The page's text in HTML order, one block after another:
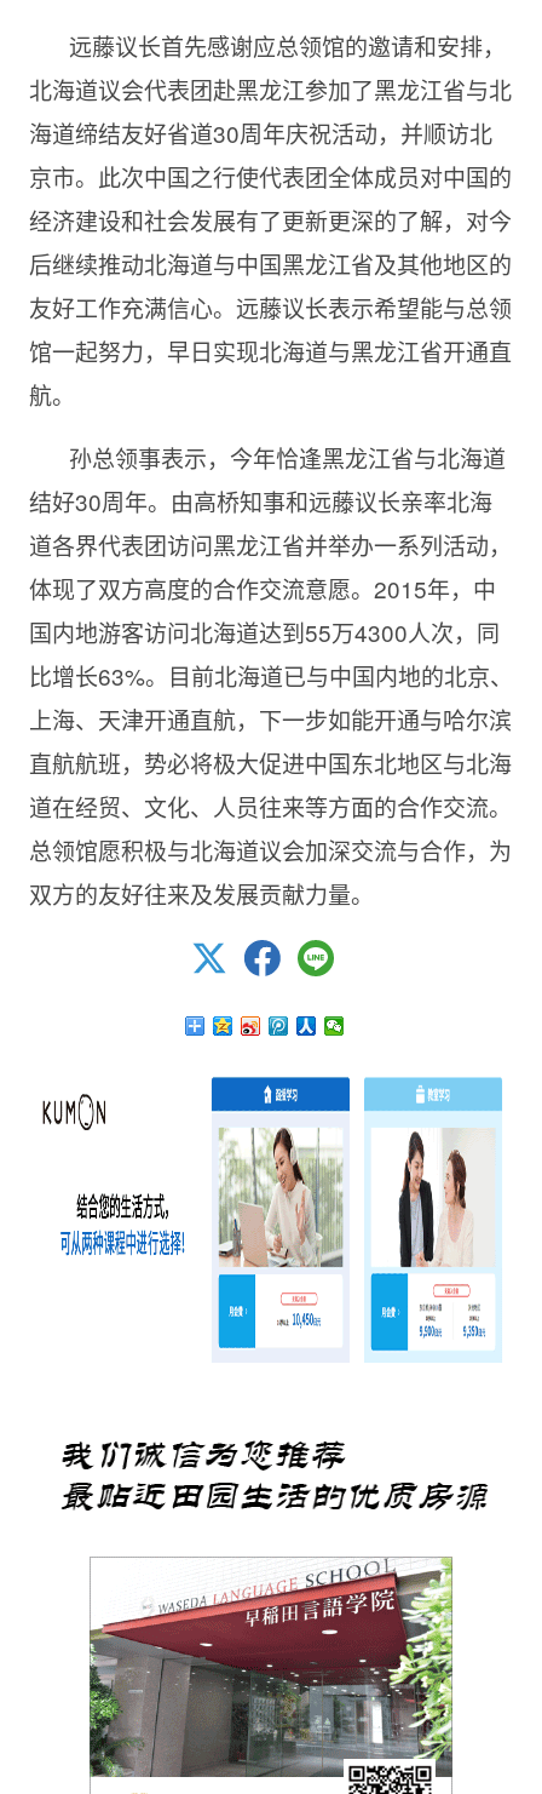
远藤议长首先感谢应总领馆的邀请和安排，
北海道议会代表团赴黑龙江参加了黑龙江省与北
海道缔结友好省道30周年庆祝活动，并顺访北
京市。此次中国之行使代表团全体成员对中国的
经济建设和社会发展有了更新更深的了解，对今
后继续推动北海道与中国黑龙江省及其他地区的
友好工作充满信心。远藤议长表示希望能与总领
馆一起努力，早日实现北海道与黑龙江省开通直
航。
孙总领事表示，今年恰逢黑龙江省与北海道
结好30周年。由高桥知事和远藤议长亲率北海
道各界代表团访问黑龙江省并举办一系列活动，
体现了双方高度的合作交流意愿。2015年，中
国内地游客访问北海道达到55万4300人次，同
比增长63%。目前北海道已与中国内地的北京、
上海、天津开通直航，下一步如能开通与哈尔滨
直航航班，势必将极大促进中国东北地区与北海
道在经贸、文化、人员往来等方面的合作交流。
总领馆愿积极与北海道议会加深交流与合作，为
双方的友好往来及发展贡献力量。